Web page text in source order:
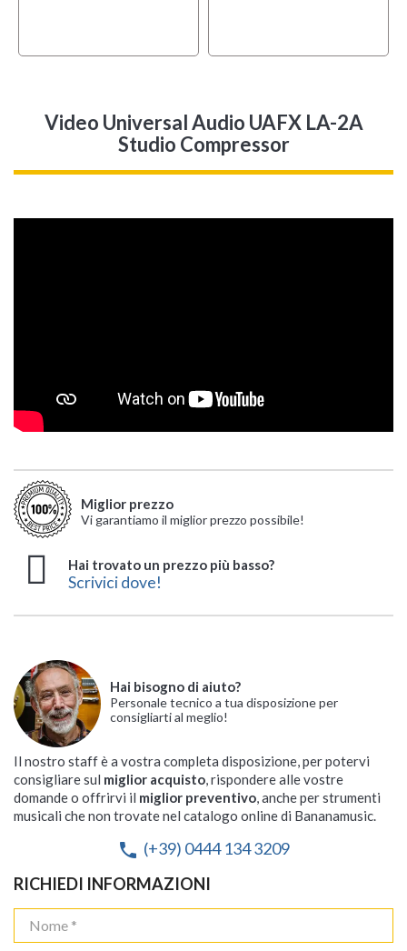
Video Universal Audio UAFX LA-2A
Studio Compressor
Miglior prezzo
Vi garantiamo il miglior prezzo possibile!
Hai trovato un prezzo più basso?
Scrivici dove!
Hai bisogno di aiuto?
Personale tecnico a tua disposizione per
consigliarti al meglio!
Il nostro staff è a vostra completa disposizione, per potervi
consigliare sul miglior acquisto , rispondere alle vostre
domande o offrirvi il miglior preventivo , anche per strumenti
musicali che non trovate nel catalogo online di Bananamusic.
phone (+39) 0444 134 3209
RICHIEDI INFORMAZIONI